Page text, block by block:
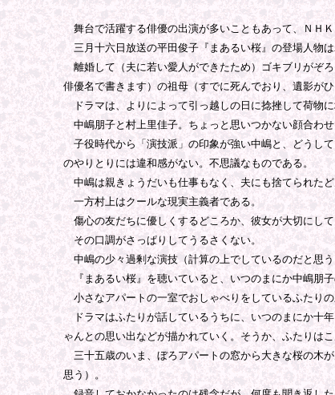
舞台で活躍する俳優の出演が多いこともあって、ＮＨ
三月十六日放送の平田俊子『まあるい桜』の登場人物は
離婚して（夫に若い愛人ができたため）ゴキブリがぞ
俳優名で書きます）の祖母（すでに死んでおり、遺影が
ドラマは、よりによって引っ越しの日に捻挫して荷物
中嶋朋子と村上里佳子。ちょっと思いつかない顔合わ
子役時代から「演技派」の印象が強い中嶋と、どうし
のやりとりには違和感がない。不思議なものである。
中嶋は親きょうだいも仕事もなく、夫にも捨てられた
一方村上はクールな現実主義者である。
傷心の友だちに優しくするどころか、彼女が大切にし
その口調がさっぱりしてうるさくない。
中嶋の少々過剰な演技（計算の上でしているのだと思
『まあるい桜』を聴いていると、いつのまにか中嶋朋
小さなアパートの一室でおしゃべりをしているふたり
ドラマはふたりが話しているうちに、いつのまにか十
ゃんとの思い出などが描かれていく。そうか、ふたりは
三十五歳のいま、ぼろアパートの窓から大きな桜の木
思う）。